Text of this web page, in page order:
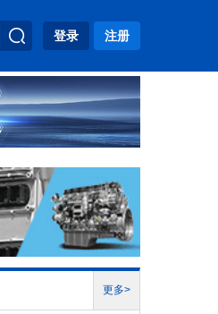
登录 注册
更多>